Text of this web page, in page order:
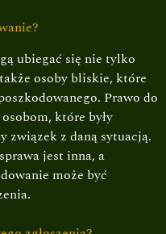
ubiegać się nie tylko
osoby bliskie, które
Prawo do
które były
związek z daną sytuacją.
jest inna, a
może być